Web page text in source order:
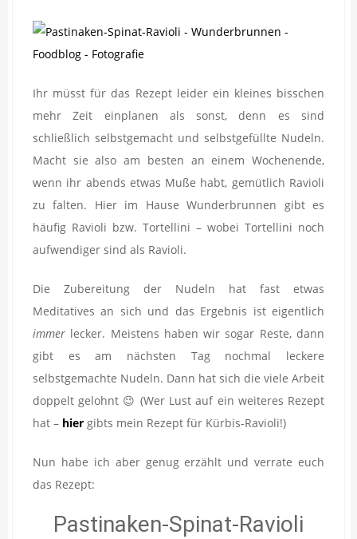
Ihr müsst für das Rezept leider ein kleines bisschen
mehr Zeit einplanen als sonst, denn es sind
schließlich selbstgemacht und selbstgefüllte Nudeln.
Macht sie also am besten an einem Wochenende,
wenn ihr abends etwas Muße habt, gemütlich Ravioli
zu falten. Hier im Hause Wunderbrunnen gibt es
häufig Ravioli bzw. Tortellini – wobei Tortellini noch
aufwendiger sind als Ravioli.
Die Zubereitung der Nudeln hat fast etwas
Meditatives an sich und das Ergebnis ist eigentlich
immer lecker. Meistens haben wir sogar Reste, dann
gibt es am nächsten Tag nochmal leckere
selbstgemachte Nudeln. Dann hat sich die viele Arbeit
doppelt gelohnt 😉 (Wer Lust auf ein weiteres Rezept
hat – hier gibts mein Rezept für Kürbis-Ravioli!)
Nun habe ich aber genug erzählt und verrate euch
das Rezept:
Pastinaken-Spinat-Ravioli